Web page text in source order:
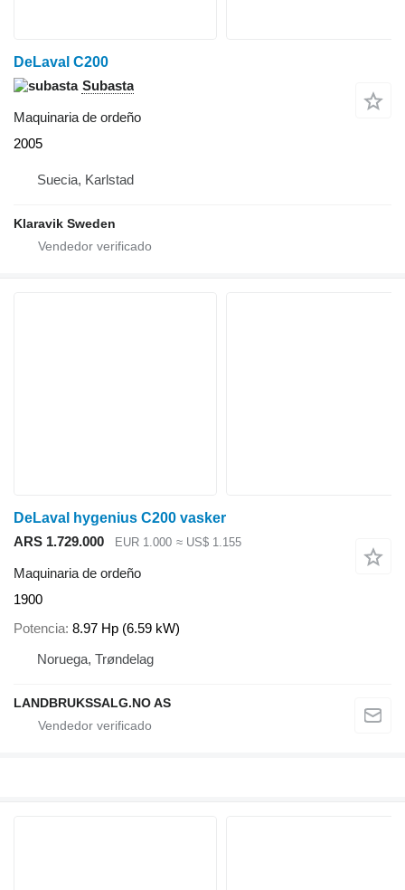
DeLaval C200
Subasta
Maquinaria de ordeño
2005
Suecia, Karlstad
Klaravik Sweden
DeLaval hygenius C200 vasker
ARS 1.729.000
EUR 1.000 ≈ US$ 1.155
Maquinaria de ordeño
1900
Potencia 8.97 Hp (6.59 kW)
Noruega, Trøndelag
LANDBRUKSSALG.NO AS